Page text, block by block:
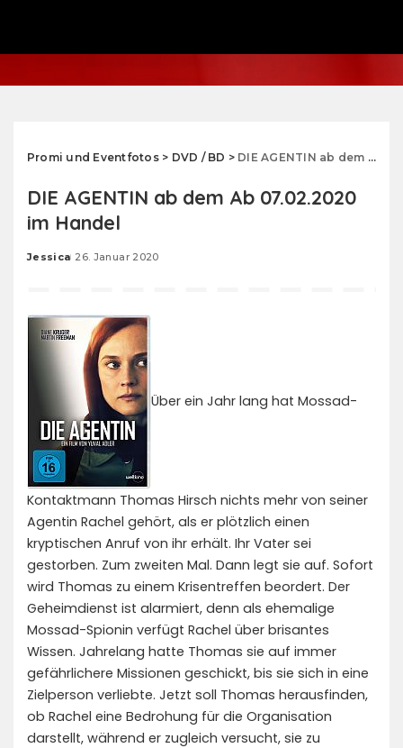
Promi und Eventfotos> DVD / BD > DIE AGENTIN ab dem Ab 07.02.2020 im Handel
DIE AGENTIN ab dem Ab 07.02.2020
im Handel
Posted
Jessica 26. Januar 2020
Über ein Jahr lang hat Mossad-
Kontaktmann Thomas Hirsch nichts mehr von seiner
Agentin Rachel gehört, als er plötzlich einen
kryptischen Anruf von ihr erhält. Ihr Vater sei
gestorben. Zum zweiten Mal. Dann legt sie auf. Sofort
wird Thomas zu einem Krisentreffen beordert. Der
Geheimdienst ist alarmiert, denn als ehemalige
Mossad-Spionin verfügt Rachel über brisantes
Wissen. Jahrelang hatte Thomas sie auf immer
gefährlichere Missionen geschickt, bis sie sich in eine
Zielperson verliebte. Jetzt soll Thomas herausfinden,
ob Rachel eine Bedrohung für die Organisation
darstellt, während er zugleich versucht, sie zu